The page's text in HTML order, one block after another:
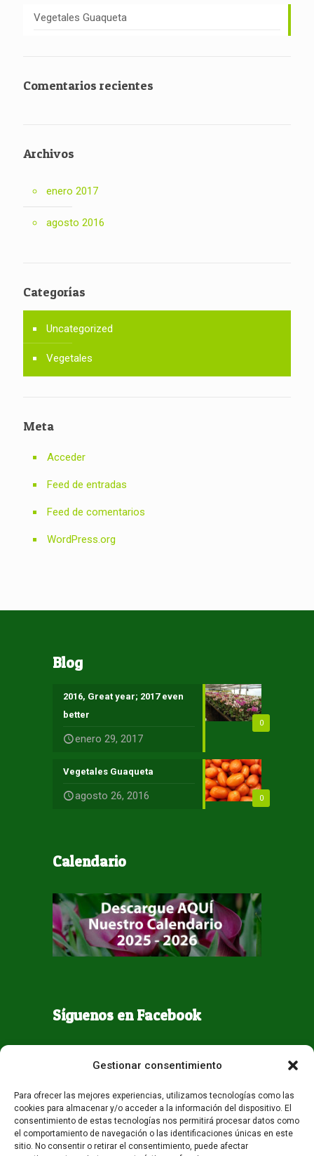
Gestionar consentimiento
Para ofrecer las mejores experiencias, utilizamos tecnologías como las
cookies para almacenar y/o acceder a la información del dispositivo. El
consentimiento de estas tecnologías nos permitirá procesar datos como
el comportamiento de navegación o las identificaciones únicas en este
sitio. No consentir o retirar el consentimiento, puede afectar
Vegetales Guaqueta
Comentarios recientes
Archivos
enero 2017
agosto 2016
Categorías
Uncategorized
Vegetales
Meta
Acceder
Feed de entradas
Feed de comentarios
WordPress.org
Blog
0
2016, Great year; 2017 even
better
enero 29, 2017
0
Vegetales Guaqueta
agosto 26, 2016
Calendario
Síguenos en Facebook